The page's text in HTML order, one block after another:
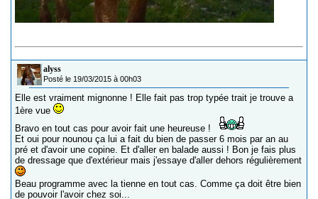
alyss
Posté le 19/03/2015 à 00h03
Elle est vraiment mignonne ! Elle fait pas trop typée trait je trouve a
1ère vue
Bravo en tout cas pour avoir fait une heureuse !
Et oui pour nounou ça lui a fait du bien de passer 6 mois par an au
pré et d'avoir une copine. Et d'aller en balade aussi ! Bon je fais plus
de dressage que d'extérieur mais j'essaye d'aller dehors régulièrement
Beau programme avec la tienne en tout cas. Comme ça doit être bien
de pouvoir l'avoir chez soi...